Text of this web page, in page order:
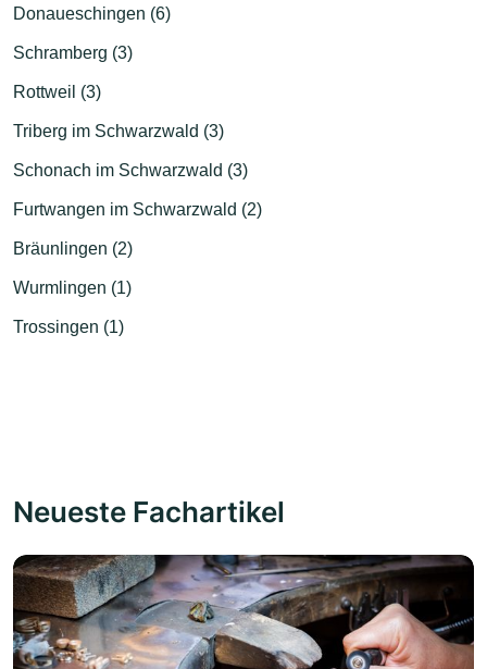
Donaueschingen (6)
Schramberg (3)
Rottweil (3)
Triberg im Schwarzwald (3)
Schonach im Schwarzwald (3)
Furtwangen im Schwarzwald (2)
Bräunlingen (2)
Wurmlingen (1)
Trossingen (1)
Neueste Fachartikel